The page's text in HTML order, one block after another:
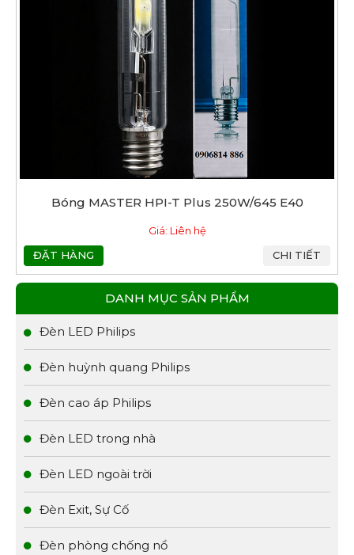
Bóng MASTER HPI-T Plus 250W/645 E40
Giá: Liên hệ
ĐẶT HÀNG
CHI TIẾT
DANH MỤC SẢN PHẨM
Đèn LED Philips
Đèn huỳnh quang Philips
Đèn cao áp Philips
Đèn LED trong nhà
Đèn LED ngoài trời
Đèn Exit, Sự Cố
Đèn phòng chống nổ